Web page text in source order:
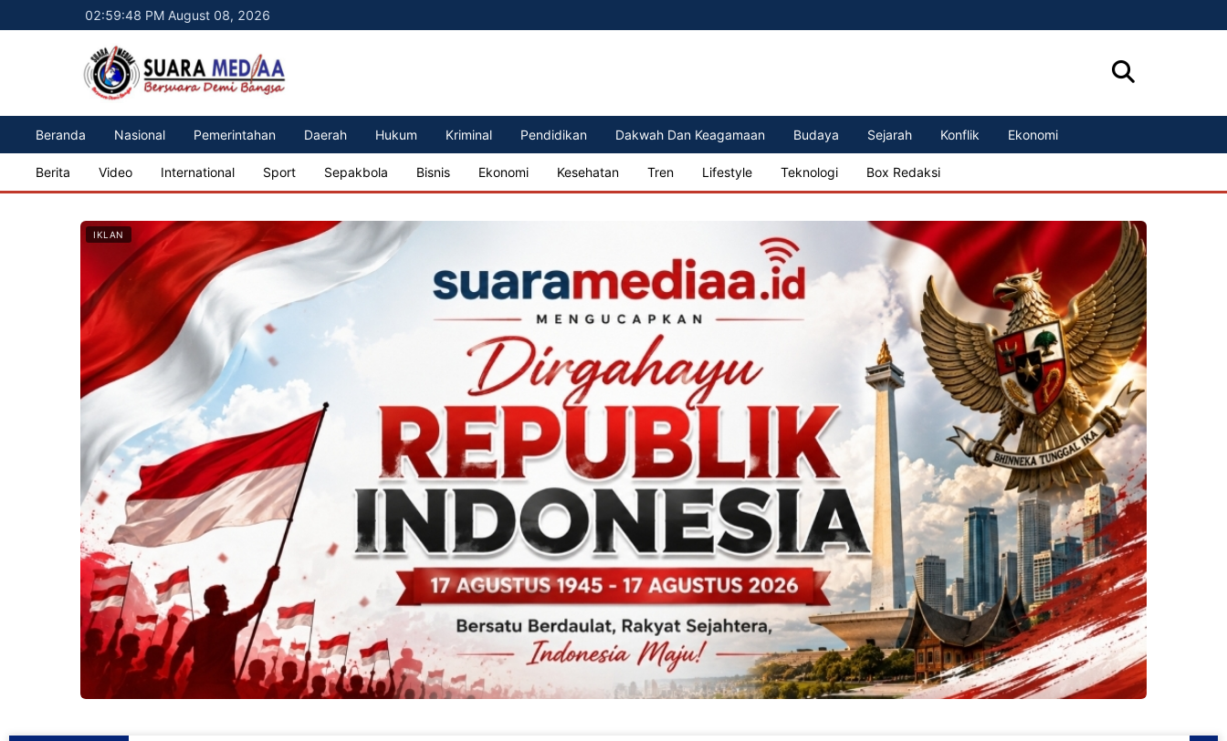
02:59:50 PM August 08, 2026
Beranda Nasional Pemerintahan Daerah Hukum Kriminal Pendidikan Dakwah Dan Keagamaan Budaya Sejarah Konflik Ekonomi
Berita Video International Sport Sepakbola Bisnis Ekonomi Kesehatan Tren Lifestyle Teknologi Box Redaksi
IKLAN